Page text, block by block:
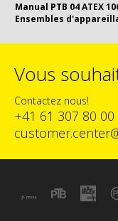
Manual PTB 04 ATEX
Ensembles
Vous
Contactez nous!
+41 61 307 80 00